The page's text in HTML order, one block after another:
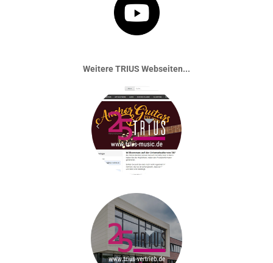
Weitere TRIUS Webseiten...